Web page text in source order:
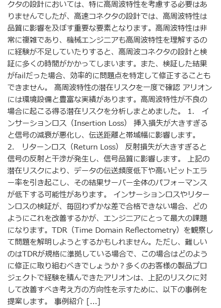
クタの設計においては、特に高周波特性を考慮する必要はあ
りませんでしたが、高速コネクタの設計では、高周波特性は
品質に影響を及ぼす重要な要素となります。高周波特性は非
常に複雑であり、機械エンジニアも高周波特性を理解するの
に経験が不足していたりすると、高周波コネクタの設計と検
証に多くの時間がかかってしまいます。また、検証した結果
がfailだった場合、効率的に問題点を特定して修正することも
できません。 高周波特性の潜在リスクを一度で確認 アリオン
には環境設備と豊富な実績があります。高周波特性が不良の
場合に起こる得る潜在リスクを分析しまとめました。 1. イ
ンサーションロス（Insertion Loss） 挿入損失が大きすぎる
と信号の減衰が悪化し、伝送距離と帯域幅に影響します。
2. リターンロス（Return Loss） 反射損失が大きすぎると
信号の反射と干渉が発生し、信号品質に影響します。 上記の
潜在リスクにより、データの伝送頻度低下や高いビットエラ
ー率を引き起こし、その結果サーバー全体のパフォーマンス
が低下する可能性があります。 インサーションロスやリター
ンロスの検証が、毎回わずかな差で合格できない場合、どの
ようにこれを改善するかが、エンジニアにとって最大の課題
になります。TDR（Time Domain Reflectometry）を観察し
て問題を解明しようとするかもしれません。ただし、難しい
のはTDRが規格に準拠している場合で、この場合はどのよう
に修正に取り組むべきでしょうか？多くのお客様の製品プロ
ジェクトで経験を積んできたアリオンは、上記のリスクに対
して改善すべき考え方の方向性を示すために、以下の事例を
提案します。 事例紹介 [...]